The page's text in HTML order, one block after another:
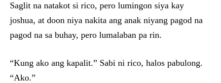
Saglit na natakot si rico, pero lumingon siya kay
joshua, at doon niya nakita ang anak niyang pagod na
pagod na sa buhay, pero lumalaban pa rin.
“Kung ako ang kapalit.” Sabi ni rico, halos pabulong.
“Ako.”